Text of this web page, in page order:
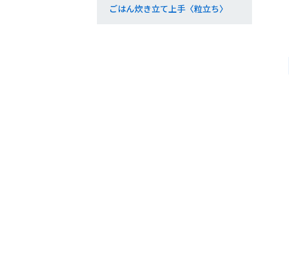
ごはん炊き立て上手〈粒立ち〉